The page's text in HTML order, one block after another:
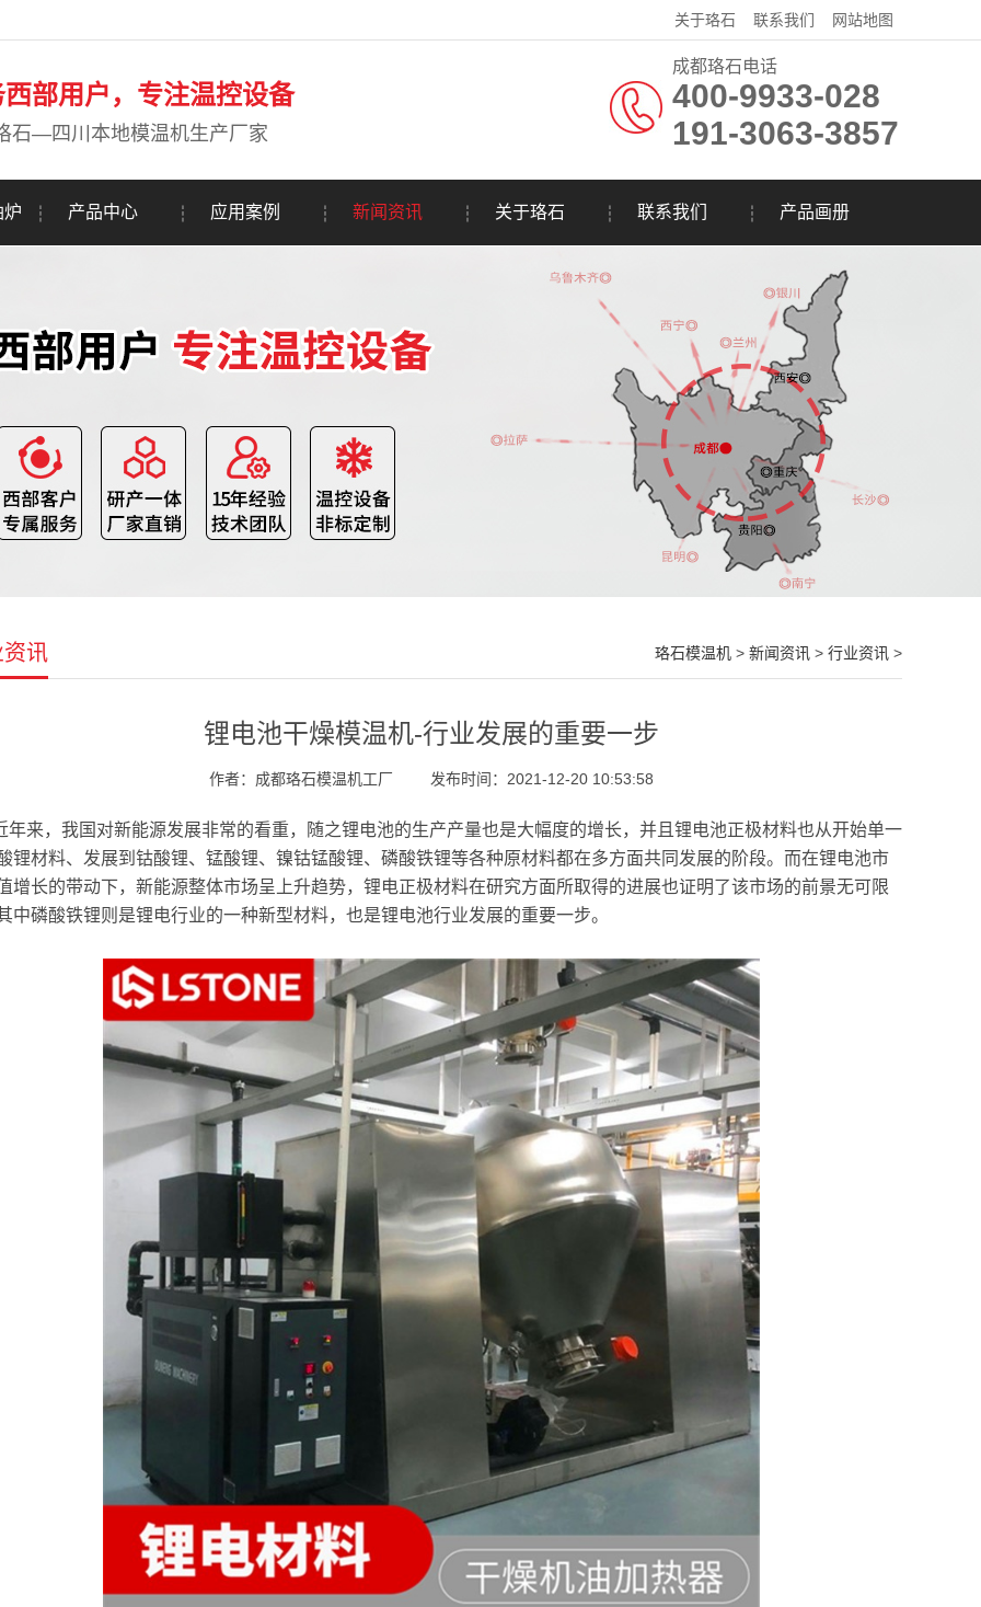
关于珞石 联系我们 网站地图
部用户，专注温控设备
石—四川本地模温机生产厂家
成都珞石电话
400-9933-028
191-3063-3857
炉 产品中心 应用案例 新闻资讯 关于珞石 联系我们 产品画册
讯 珞石模温机 > 新闻资讯 > 行业资讯 >
锂电池干燥模温机-行业发展的重要一步
作者：成都珞石模温机工厂 发布时间：2021-12-20 10:53:58
年来，我国对新能源发展非常的看重，随之锂电池的生产产量也是大幅度的增长，并且锂电池正极材料也从开始单一
锂材料、发展到钴酸锂、锰酸锂、镍钴锰酸锂、磷酸铁锂等各种原材料都在多方面共同发展的阶段。而在锂电池市
增长的带动下，新能源整体市场呈上升趋势，锂电正极材料在研究方面所取得的进展也证明了该市场的前景无可限
中磷酸铁锂则是锂电行业的一种新型材料，也是锂电池行业发展的重要一步。